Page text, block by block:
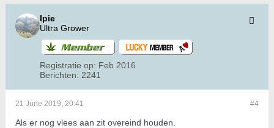
Ipie
Ultra Grower
Registratie op: Feb 2016
Berichten: 2241
#4
21 June 2019, 20:41
Als er nog vlees aan zit overeind houden.